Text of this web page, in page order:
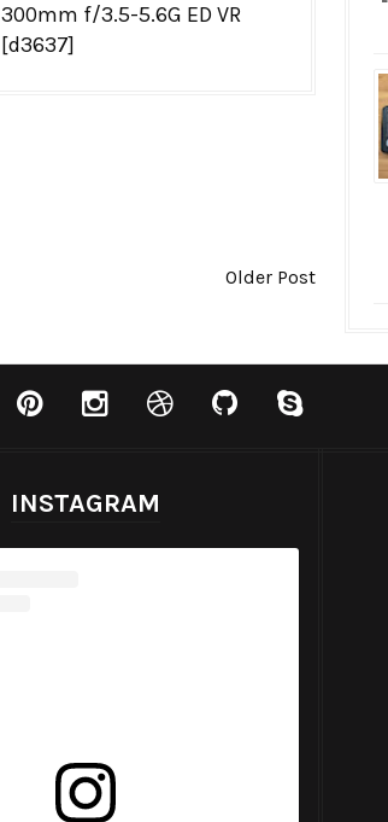
300mm f/3.5-5.6G ED VR
[d3637]
Older Post
INSTAGRAM